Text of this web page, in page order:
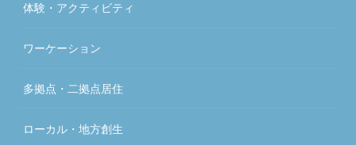
体験・アクティビティ
ワーケーション
多拠点・二拠点居住
ローカル・地方創生